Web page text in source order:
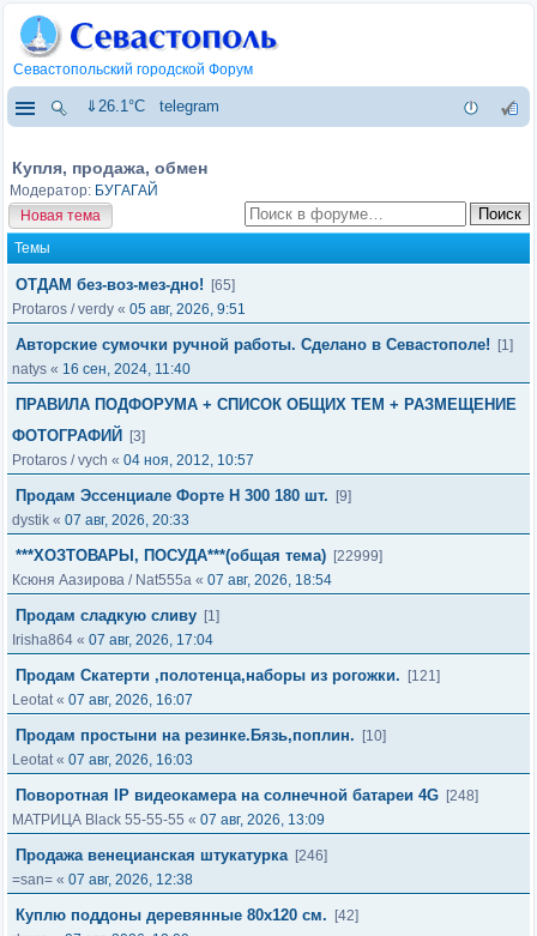
Севастопольский городской Форум
⇓26.1°C telegram
Купля, продажа, обмен
Модератор: БУГАГАЙ
Новая тема
Темы
ОТДАМ без-воз-мез-дно!
[65]
Protaros /verdy « 05 авг, 2026, 9:51
Авторские сумочки ручной работы. Сделано в Севастополе!
[1]
natys « 16 сен, 2024, 11:40
ПРАВИЛА ПОДФОРУМА + СПИСОК ОБЩИХ ТЕМ + РАЗМЕЩЕНИЕ
ФОТОГРАФИЙ
[3]
Protaros /vych « 04 ноя, 2012, 10:57
Продам Эссенциале Форте Н 300 180 шт.
[9]
dystik « 07 авг, 2026, 20:33
***ХОЗТОВАРЫ, ПОСУДА***(общая тема) [22999]
Ксюня Аазирова / Nat555a « 07 авг, 2026, 18:54
Продам сладкую сливу [1]
Irisha864 « 07 авг, 2026, 17:04
Продaм Cкатеpти ,полотенца,наборы из рогожки.
[121]
Leotat« 07 авг, 2026, 16:07
Продам простыни на резинке.Бязь,поплин.
[10]
Leotat« 07 авг, 2026, 16:03
Поворотная IP видеокамера на солнечной батареи 4G [248]
МАТРИЦА Black 55-55-55 « 07 авг, 2026, 13:09
Продажа венецианская штукатурка [246]
=san= « 07 авг, 2026, 12:38
Куплю поддоны деревянные 80х120 см.
[42]